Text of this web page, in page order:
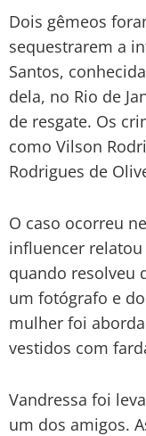
Dois gêmeos
sequestrarem a
Santos,
dela, no Rio de
de resgate. Os
como Vilson
Rodrigues de
O caso ocorreu
influencer
quando resolveu
um fotógrafo e
mulher foi
vestidos com
Vandressa foi
um dos amigos.